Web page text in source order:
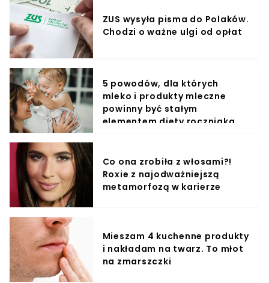
ZUS wysyła pisma do Polaków.
Chodzi o ważne ulgi od opłat
5 powodów, dla których
mleko i produkty mleczne
powinny być stałym
elementem diety roczniaka
Co ona zrobiła z włosami?!
Roxie z najodważniejszą
metamorfozą w karierze
Mieszam 4 kuchenne produkty
i nakładam na twarz. To młot
na zmarszczki